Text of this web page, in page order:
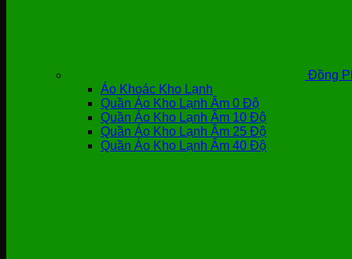
Đồng
Áo Khoác Kho Lạnh
Quần Áo Kho Lạnh Âm 0 Độ
Quần Áo Kho Lạnh Âm 10 Độ
Quần Áo Kho Lạnh Âm 25 Độ
Quần Áo Kho Lạnh Âm 40 Độ